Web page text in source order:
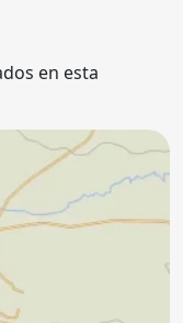
en esta